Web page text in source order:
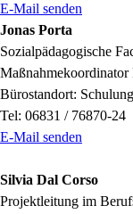
E-Mail senden
Jonas Porta
Sozialpädagogische
Bürostandort:
Tel: 06831 / 76870-24
E-Mail senden
Silvia Dal Corso
Projektleitung im